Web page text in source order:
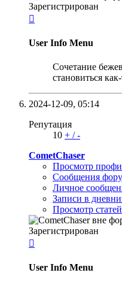
Зарегистрирован

User Info Menu
Сочетание
становиться
2024-12-09, 05:14
Репутация
10 + /-
CometChaser
Просмотр
Сообщения
Личное
Записи в
Просмотр статей
Зарегистрирован

User Info Menu